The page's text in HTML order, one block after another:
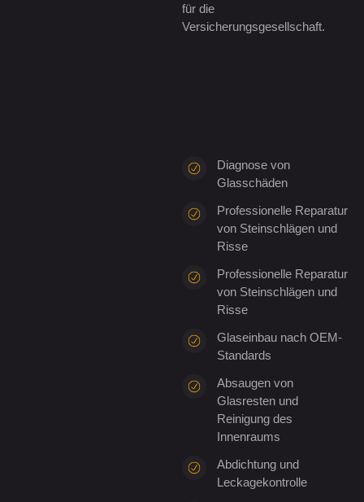
für die
Versicherungsgesellschaft.
Diagnose von
Glasschäden
Professionelle Reparatur
von Steinschlägen und
Risse
Professionelle Reparatur
von Steinschlägen und
Risse
Glaseinbau nach OEM-
Standards
Absaugen von
Glasresten und
Reinigung des
Innenraums
Abdichtung und
Leckagekontrolle